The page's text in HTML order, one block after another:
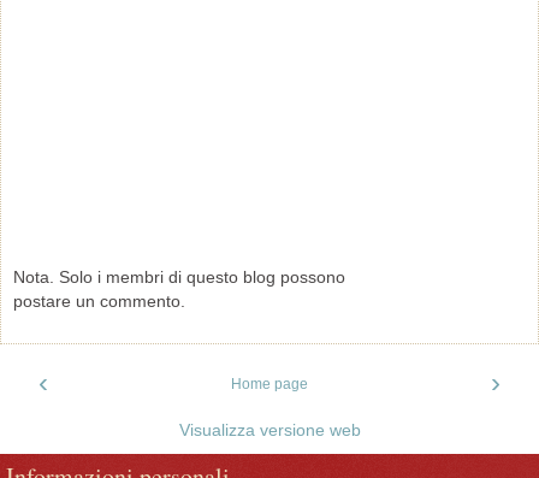
Nota. Solo i membri di questo blog possono
postare un commento.
‹ ›
Home page
Visualizza versione web